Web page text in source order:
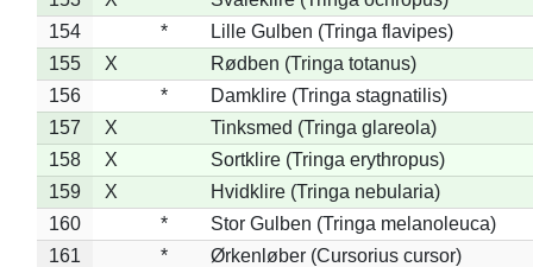
154
*
Lille Gulben (Tringa flavipes)
155
X
Rødben (Tringa totanus)
156
*
Damklire (Tringa stagnatilis)
157
X
Tinksmed (Tringa glareola)
158
X
Sortklire (Tringa erythropus)
159
X
Hvidklire (Tringa nebularia)
160
*
Stor Gulben (Tringa melanoleuca)
161
*
Ørkenløber (Cursorius cursor)